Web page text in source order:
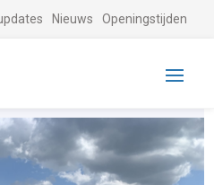
Nieuws Openingstijden